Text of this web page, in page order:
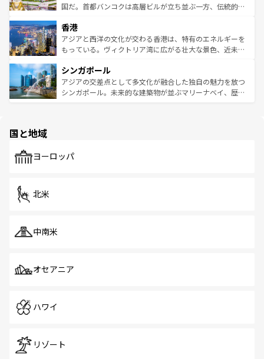
覧を参照してほしい。
醸し出している。また、バラエティの豊かさとおいしさで
とつ。フォーやバインミー、ベトナムコーヒーなどは、ぜ
ひ現地で味わいたい。どの地域を訪れてもあたたかい人々
が旅行者を迎えてくれるので、きっと忘れられない旅にな
参照してほしい。
国だ。首都バンコクは高層ビルが立ち並ぶ一方、伝統的な
の活気が交差している。北部ではチェンマイなどの山岳地
帯で自然と触れ合い、南部ではプーケットやクラビの美し
いビーチでリゾート気分を楽しむことができる。タイ料理
激する。気候は一年中温暖で、どの季節にも異なる楽しみ
が待っている。親しみやすいタイの人々、仏教を中心とし
た文化、そして多様な観光資源が、訪れる旅人を魅了し続
香港
アジアと西洋の文化が交わる香港は、特有のエネルギーを
もっている。ヴィクトリア湾に広がる壮大な景色、近未来
み、どこを訪れても感動するはず。観光スポットが密集し
ており、効率よく見どころを回れるのも魅力。息をのむよ
うな絶景から文化的な体験まで、香港を存分に楽しみ尽く
シンガポール
アジアの交差点として多文化が融合した独自の魅力を放つ
シンガポール。未来的な建築物が並ぶマリーナベイ、歴史
で、ホーカーズは地元の風情を楽しめる外せないスポット
国と地域
ヨーロッパ
北米
中南米
オセアニア
ハワイ
リゾート